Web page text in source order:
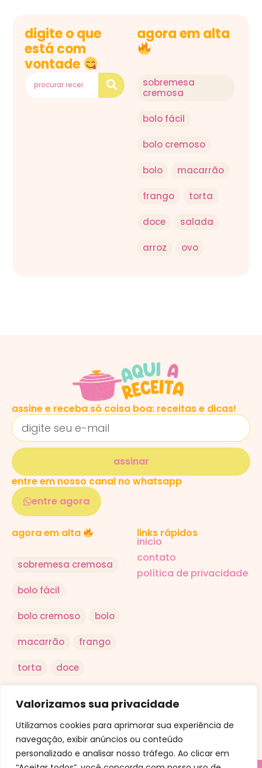
Valorizamos sua privacidade
Utilizamos cookies para aprimorar sua experiência de
navegação, exibir anúncios ou conteúdo
personalizado e analisar nosso tráfego. Ao clicar em
digite o que
está com
vontade
agora em alta
sobremesa
cremosa
bolo fácil
bolo cremoso
bolo macarrão
frango torta
doce salada
arroz ovo
assine e receba só coisa boa: receitas e dicas!
assinar
entre em nosso canal no whatsapp
entre agora
agora em alta
sobremesa cremosa
bolo fácil
bolo cremoso bolo
macarrão frango
torta doce
ovo
links rápidos
inicio
contato
política de privacidade